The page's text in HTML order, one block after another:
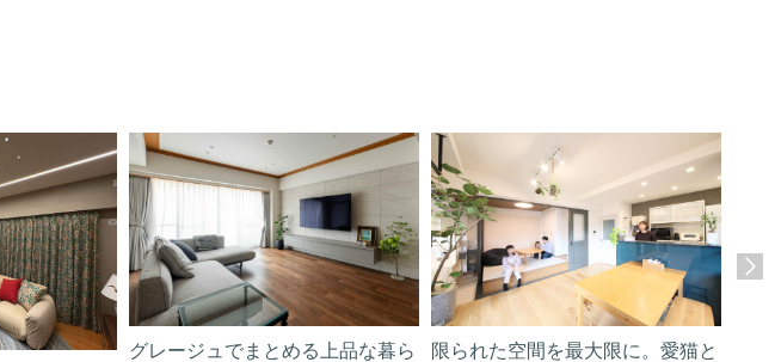
グレージュでまとめる上品な暮ら
限られた空間を最大限に。愛猫と